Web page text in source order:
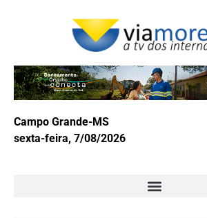
Campo Grande-MS
sexta-feira, 7/08/2026